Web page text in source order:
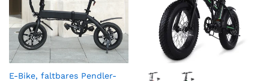
E-Bike, faltbares Pendler-